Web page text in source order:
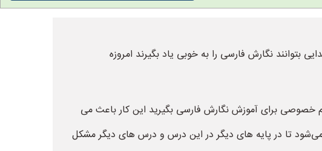
بتوانند نگارش فارسی را به خوبی یاد بگیرند امروزه
برای آموزش نگارش فارسی بگیرید این کار باعث می
تا در پایه های دیگر در این درس و درس های دیگر مشکل